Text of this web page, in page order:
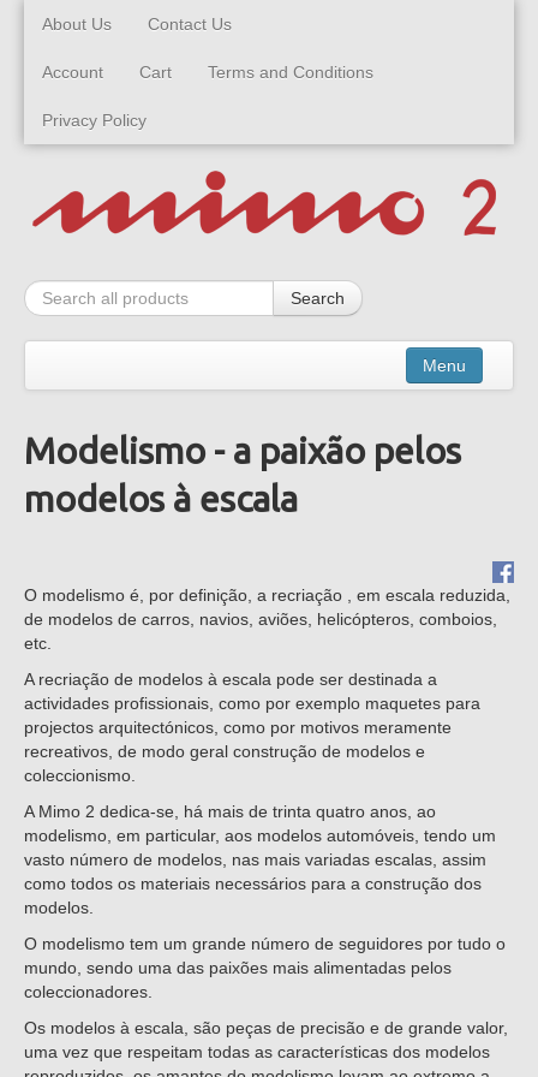
About Us Contact Us
Account Cart Terms and Conditions
Privacy Policy
Search
Menu
Kits
Built Models
Fire Vehicles
Big Scales
Mimo 2 - Distribuidora de
RUA CRUZ DE PEDRA 66
4700-219
Modelismo - a paixão pelos
modelos à escala
O modelismo é, por definição, a recriação , em escala reduzida,
de modelos de carros, navios, aviões, helicópteros, comboios,
etc.
A recriação de modelos à escala pode ser destinada a
actividades profissionais, como por exemplo maquetes para
projectos arquitectónicos, como por motivos meramente
recreativos, de modo geral construção de modelos e
coleccionismo.
A Mimo 2 dedica-se, há mais de trinta quatro anos, ao
modelismo, em particular, aos modelos automóveis, tendo um
vasto número de modelos, nas mais variadas escalas, assim
como todos os materiais necessários para a construção dos
modelos.
O modelismo tem um grande número de seguidores por tudo o
mundo, sendo uma das paixões mais alimentadas pelos
coleccionadores.
Os modelos à escala, são peças de precisão e de grande valor,
uma vez que respeitam todas as características dos modelos